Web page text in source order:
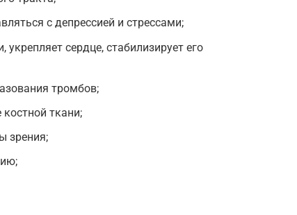
с депрессией и стрессами;
сердце, стабилизирует его
тромбов;
костной ткани;
зрения;